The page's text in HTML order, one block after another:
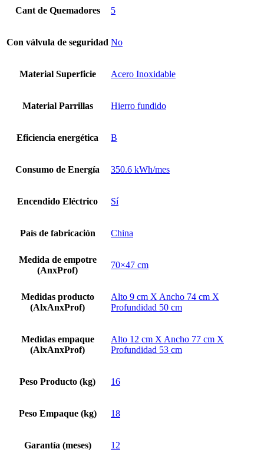
Cant de Quemadores 5
Con válvula de seguridad No
Material Superficie Acero Inoxidable
Material Parrillas Hierro fundido
Eficiencia energética B
Consumo de Energía 350.6 kWh/mes
Encendido Eléctrico Sí
País de fabricación China
Medida de empotre
(AnxProf)
70×47 cm
Medidas producto
(AlxAnxProf)
Alto 9 cm X Ancho 74 cm X
Profundidad 50 cm
Medidas empaque
(AlxAnxProf)
Alto 12 cm X Ancho 77 cm X
Profundidad 53 cm
Peso Producto (kg) 16
Peso Empaque (kg) 18
Garantía (meses) 12